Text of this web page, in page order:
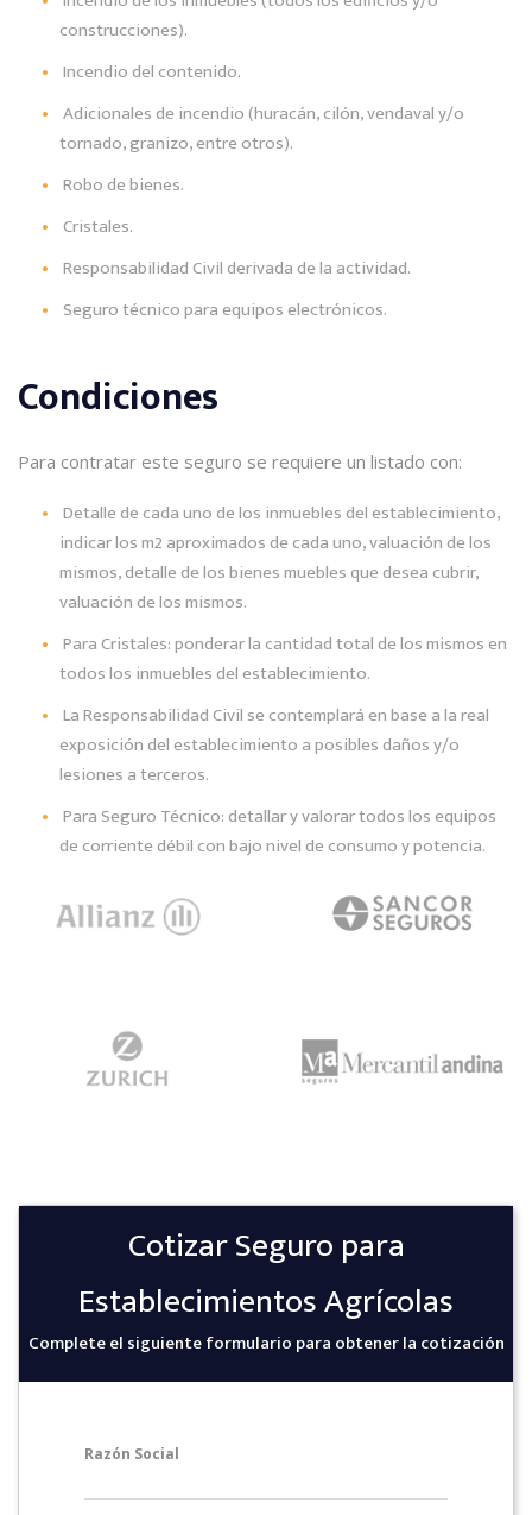
construcciones).
Incendio del contenido.
Adicionales de incendio (huracán, cilón, vendaval y/o
tornado, granizo, entre otros).
Robo de bienes.
Cristales.
Responsabilidad Civil derivada de la actividad.
Seguro técnico para equipos electrónicos.
Condiciones
Para contratar este seguro se requiere un listado con:
Detalle de cada uno de los inmuebles del establecimiento,
indicar los m2 aproximados de cada uno, valuación de los
mismos, detalle de los bienes muebles que desea cubrir,
valuación de los mismos.
Para Cristales: ponderar la cantidad total de los mismos en
todos los inmuebles del establecimiento.
La Responsabilidad Civil se contemplará en base a la real
exposición del establecimiento a posibles daños y/o
lesiones a terceros.
Para Seguro Técnico: detallar y valorar todos los equipos
de corriente débil con bajo nivel de consumo y potencia.
Cotizar Seguro para
Establecimientos Agrícolas
Complete el siguiente formulario para obtener la cotización
Razón Social